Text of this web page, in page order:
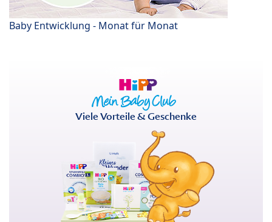
Baby Entwicklung - Monat für Monat
Viele Vorteile & Geschenke